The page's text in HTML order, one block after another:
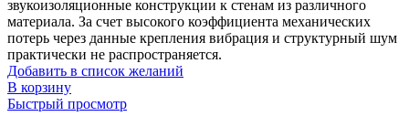
звукоизоляционные конструкции к стенам из различного
материала. За счет высокого коэффициента механических
потерь через данные крепления вибрация и структурный шум
практически не распространяется.
Добавить в список желаний
В корзину
Быстрый просмотр